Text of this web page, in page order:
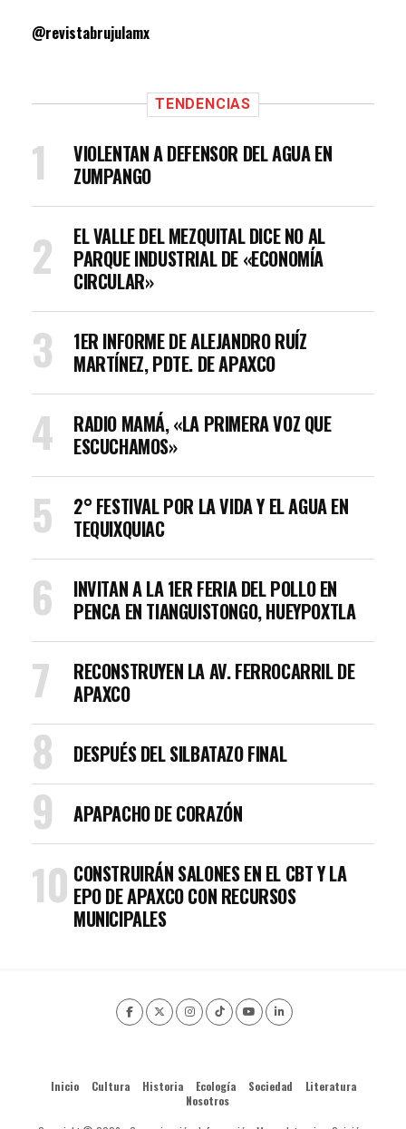
@revistabrujulamx
TENDENCIAS
VIOLENTAN A DEFENSOR DEL AGUA EN
ZUMPANGO
EL VALLE DEL MEZQUITAL DICE NO AL
PARQUE INDUSTRIAL DE «ECONOMÍA
CIRCULAR»
1ER INFORME DE ALEJANDRO RUÍZ
MARTÍNEZ, PDTE. DE APAXCO
RADIO MAMÁ, «LA PRIMERA VOZ QUE
ESCUCHAMOS»
2° FESTIVAL POR LA VIDA Y EL AGUA EN
TEQUIXQUIAC
INVITAN A LA 1ER FERIA DEL POLLO EN
PENCA EN TIANGUISTONGO, HUEYPOXTLA
RECONSTRUYEN LA AV. FERROCARRIL DE
APAXCO
DESPUÉS DEL SILBATAZO FINAL
APAPACHO DE CORAZÓN
CONSTRUIRÁN SALONES EN EL CBT Y LA
EPO DE APAXCO CON RECURSOS
MUNICIPALES
Inicio Cultura Historia Ecología Sociedad
Literatura
Nosotros